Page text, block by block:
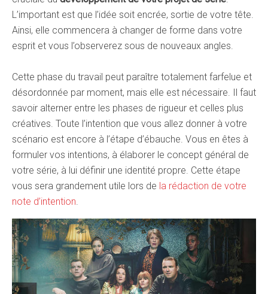
L’important est que l’idée soit encrée, sortie de votre tête.
Ainsi, elle commencera à changer de forme dans votre
esprit et vous l’observerez sous de nouveaux angles.
Cette phase du travail peut paraître totalement farfelue et
désordonnée par moment, mais elle est nécessaire. Il faut
savoir alterner entre les phases de rigueur et celles plus
créatives. Toute l’intention que vous allez donner à votre
scénario est encore à l’étape d’ébauche. Vous en êtes à
formuler vos intentions, à élaborer le concept général de
votre série, à lui définir une identité propre. Cette étape
vous sera grandement utile lors de la rédaction de votre
note d’intention.